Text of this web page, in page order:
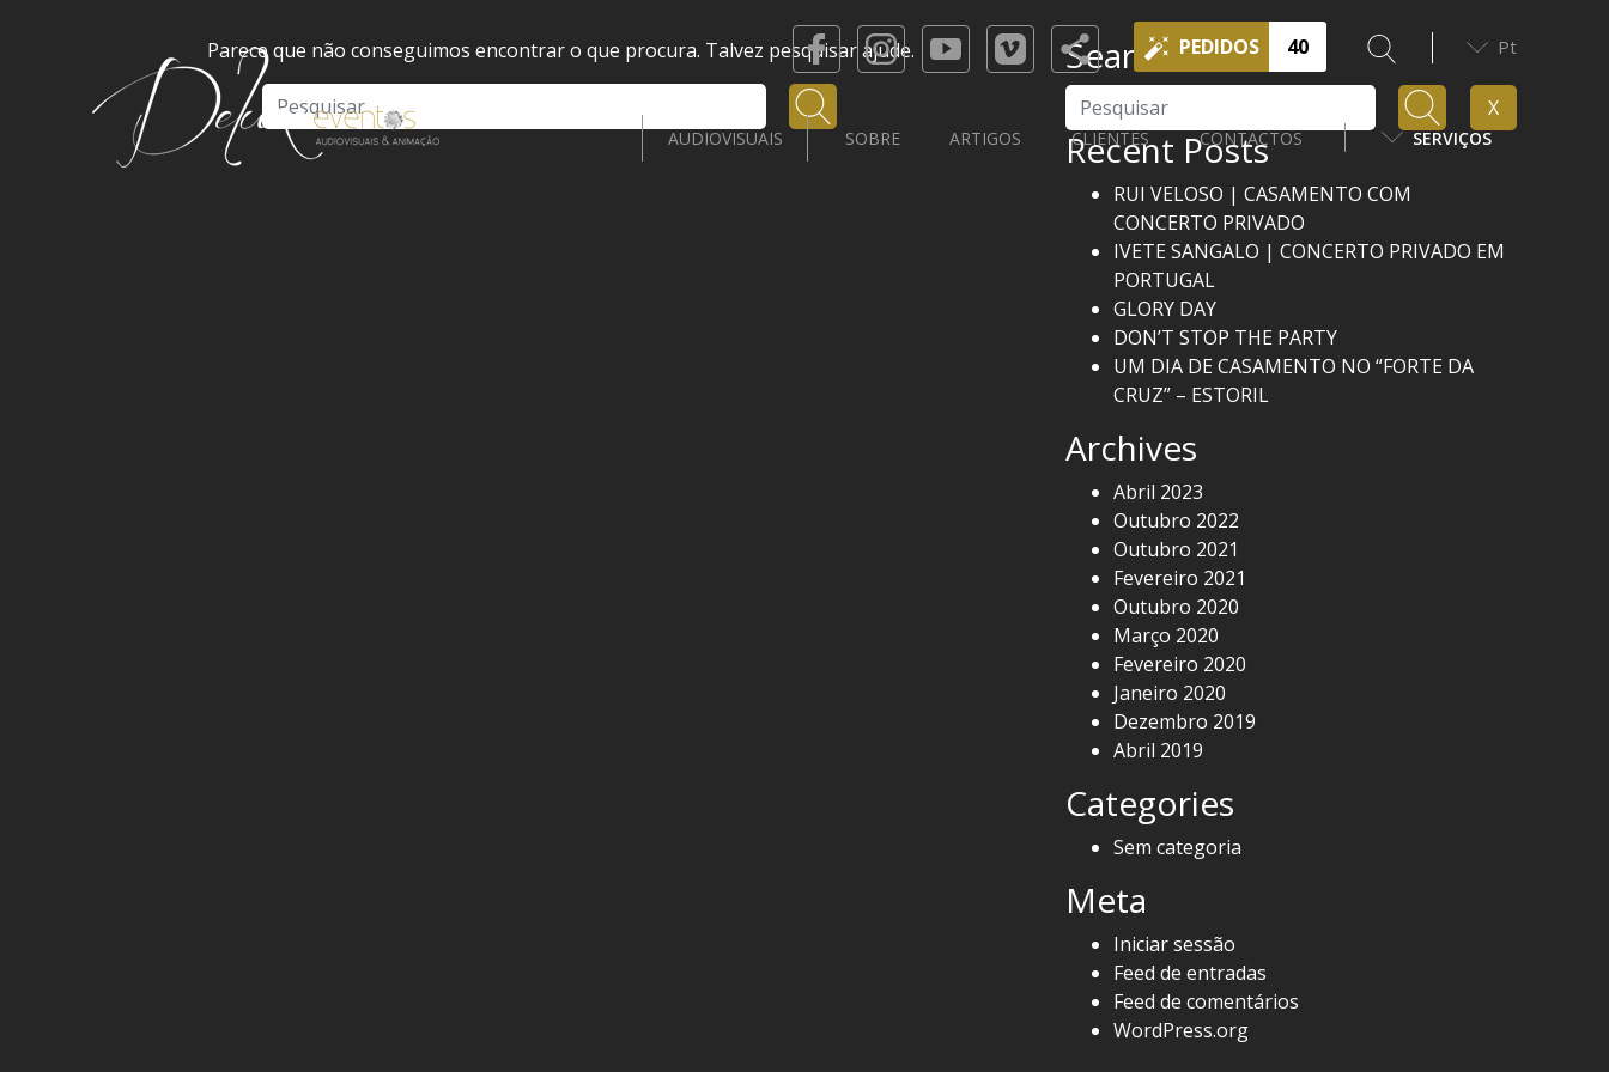
PEDIDOS 40 Pt
AUDIOVISUAIS SOBRE ARTIGOS CLIENTES CONTACTOS SERVIÇOS
Parece que não conseguimos encontrar o que procura. Talvez pesquisar ajude.
Search
Pesquisar X
Recent Posts
RUI VELOSO | CASAMENTO COM
CONCERTO PRIVADO
IVETE SANGALO | CONCERTO PRIVADO EM
PORTUGAL
GLORY DAY
DON’T STOP THE PARTY
UM DIA DE CASAMENTO NO “FORTE DA
CRUZ” – ESTORIL
Archives
Abril 2023
Outubro 2022
Outubro 2021
Fevereiro 2021
Outubro 2020
Março 2020
Fevereiro 2020
Janeiro 2020
Dezembro 2019
Abril 2019
Categories
Sem categoria
Meta
Iniciar sessão
Feed de entradas
Feed de comentários
WordPress.org